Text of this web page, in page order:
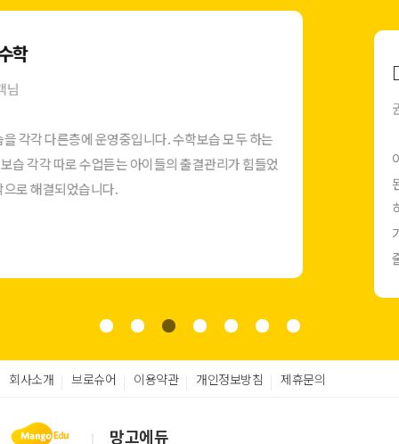
된다고 해서 학부모님들이 불편해하셨는데 어머나 써보니까 좋아
하시네요 ㅎㅎ 그리고 며칠 전부터는 이음카드도 모바일간편결제
가 가능해져서 너무 좋아요 ,이음카드들고 방문하는 학무모님들이
회사소개 브로슈어 이용약관 개인정보방침 제휴문의
망고에듀